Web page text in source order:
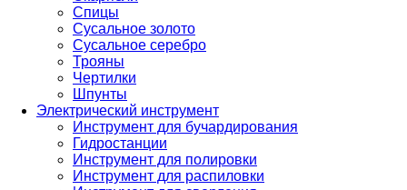
Спицы
Сусальное золото
Сусальное серебро
Трояны
Чертилки
Шпунты
Электрический инструмент
Инструмент для бучардирования
Гидростанции
Инструмент для полировки
Инструмент для распиловки